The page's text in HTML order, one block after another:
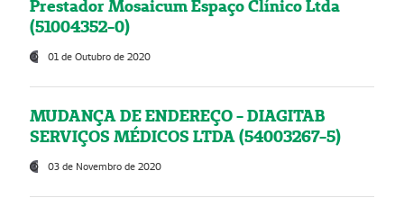
Prestador Mosaicum Espaço Clínico Ltda
(51004352-0)
01 de Outubro de 2020
MUDANÇA DE ENDEREÇO - DIAGITAB
SERVIÇOS MÉDICOS LTDA (54003267-5)
03 de Novembro de 2020